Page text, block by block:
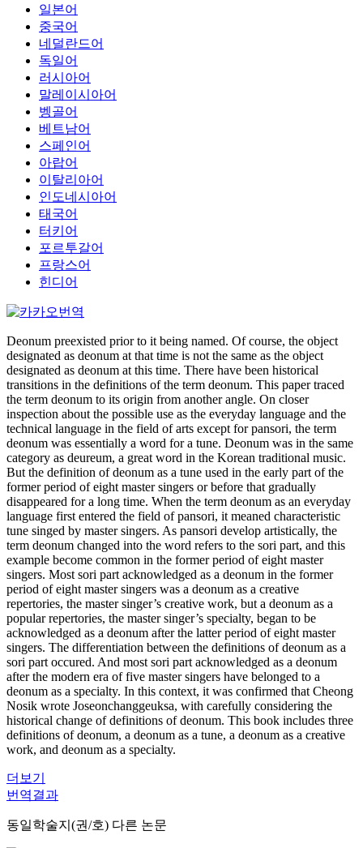
일본어
중국어
네덜란드어
독일어
러시아어
말레이시아어
벵골어
베트남어
스페인어
아랍어
이탈리아어
인도네시아어
태국어
터키어
포르투갈어
프랑스어
힌디어
Deonum preexisted prior to it being named. Of course, the object
designated as deonum at that time is not the same as the object
designated as deonum at this time. There have been historical
transitions in the definitions of the term deonum. This paper traced
the term deonum to its origin from another angle. On closer
inspection about the possible use as the everyday language and the
technical language in the field of arts except for pansori, the term
deonum was essentially a word for a tune. Deonum was in the same
category as deureum, a great word in the Korean traditional music.
But the definition of deonum as a tune used in the early part of the
former period of eight master singers or before that gradually
disappeared for a long time. When the term deonum as an everyday
language first entered the field of pansori, it meaned characteristic
tune singed by master singers. As pansori develop artistically, the
term deonum changed into the word refers to the sori part, and this
example become common in the former period of eight master
singers. Most sori part acknowledged as a deonum in the former
period of eight master singers was a deonum as a creative
repertories, the master singer’s creative work, but a deonum as a
popular repertories, the master singer’s specialty, began to be
acknowledged as a deonum after the latter period of eight master
singers. The differentiation between the definitions of deonum as a
sori part occured. And most sori part acknowledged as a deonum
after the modern era of five master singers have belonged to a
deonum as a specialty. In this context, it was confirmed that Cheong
Nosik wrote Joseonchanggeuksa, with carefully considering the
historical change of definitions of deonum. This book includes three
definitions of deonum, a deonum as a tune, a deonum as a creative
work, and deonum as a specialty.
더보기
번역결과
동일학술지(권/호) 다른 논문